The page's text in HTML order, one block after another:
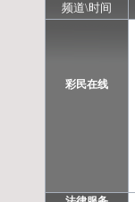
频道\时间
彩民在线